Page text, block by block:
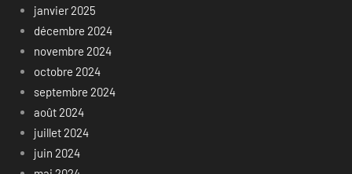
janvier 2025
décembre 2024
novembre 2024
octobre 2024
septembre 2024
août 2024
juillet 2024
juin 2024